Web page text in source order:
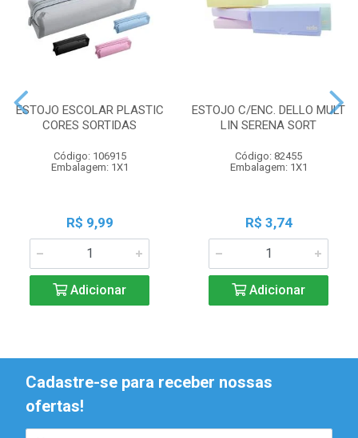
ESTOJO ESCOLAR PLASTIC
CORES SORTIDAS
Código: 106915
Embalagem: 1X1
R$ 9,99
Adicionar
ESTOJO C/ENC. DELLO MULT
LIN SERENA SORT
Código: 82455
Embalagem: 1X1
R$ 3,74
Adicionar
Cadastre-se para receber nossas
ofertas!